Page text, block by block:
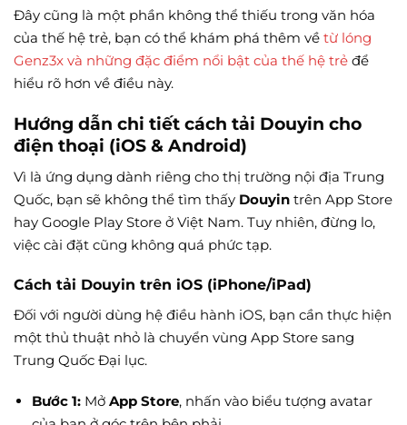
Đây cũng là một phần không thể thiếu trong văn hóa
của thế hệ trẻ, bạn có thể khám phá thêm về từ lóng
Genz3x và những đặc điểm nổi bật của thế hệ trẻ để
hiểu rõ hơn về điều này.
Hướng dẫn chi tiết cách tải Douyin cho
điện thoại (iOS & Android)
Vì là ứng dụng dành riêng cho thị trường nội địa Trung
Quốc, bạn sẽ không thể tìm thấy Douyin trên App Store
hay Google Play Store ở Việt Nam. Tuy nhiên, đừng lo,
việc cài đặt cũng không quá phức tạp.
Cách tải Douyin trên iOS (iPhone/iPad)
Đối với người dùng hệ điều hành iOS, bạn cần thực hiện
một thủ thuật nhỏ là chuyển vùng App Store sang
Trung Quốc Đại lục.
Bước 1:Mở App Store, nhấn vào biểu tượng avatar